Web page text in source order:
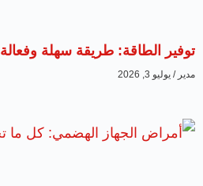
توفير الطاقة: طريقة سهلة وفعالة
مدير يوليو 3, 2026